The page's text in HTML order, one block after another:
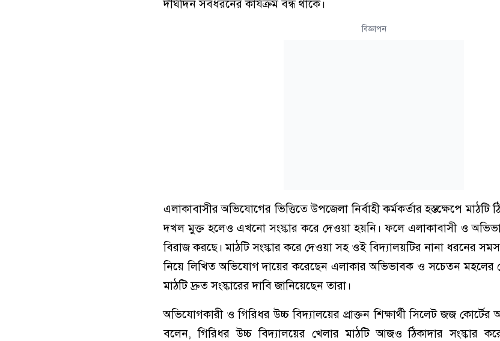
দীর্ঘদিন সবধরনের কার্যক্রম বন্ধ থাকে।
বিজ্ঞাপন
এলাকাবাসীর অভিযোগের ভিত্তিতে উপজেলা নির্বাহী কর্মকর্তার হস্তক্ষেপে মাঠটি
দখল মুক্ত হলেও এখনো সংস্কার করে দেওয়া হয়নি। ফলে এলাকাবাসী ও
বিরাজ করছে। মাঠটি সংস্কার করে দেওয়া সহ ওই বিদ্যালয়টির নানা ধরনের
নিয়ে লিখিত অভিযোগ দায়ের করেছেন এলাকার অভিভাবক ও সচেতন
মাঠটি দ্রুত সংস্কারের দাবি জানিয়েছেন তারা।
অভিযোগকারী ও গিরিধর উচ্চ বিদ্যালয়ের প্রাক্তন শিক্ষার্থী সিলেট জজ
বলেন, গিরিধর উচ্চ বিদ্যালয়ের খেলার মাঠটি আজও ঠিকাদার সংস্কার